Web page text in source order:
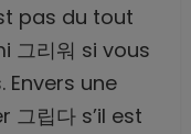
pas du tout
그리워 si vous
Envers une
립다 s’il est